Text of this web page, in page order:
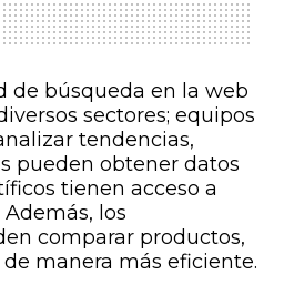
de búsqueda en la web
sectores; equipos
tendencias,
pueden obtener datos
tienen acceso a
los
comparar productos,
manera más eficiente.